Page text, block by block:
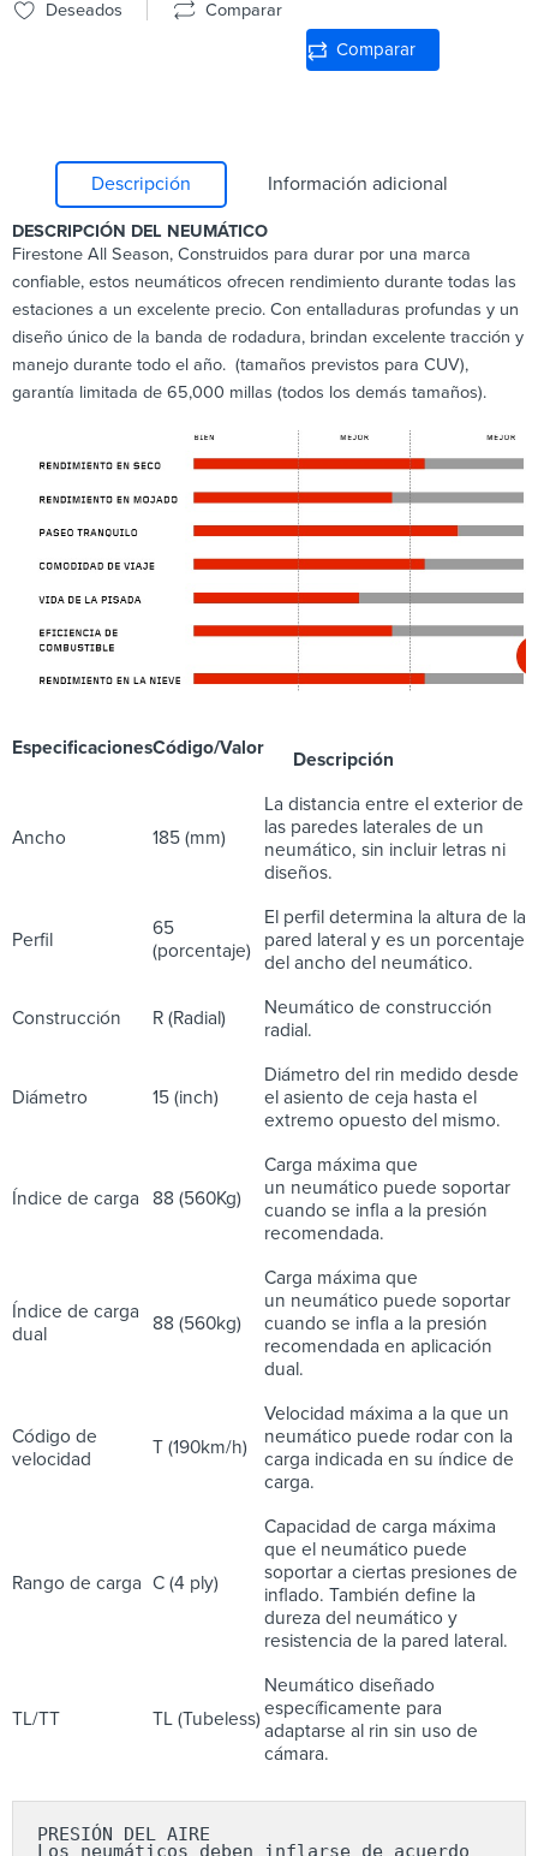
Deseados Comparar
Comparar
Descripción Información adicional
DESCRIPCIÓN DEL NEUMÁTICO
Firestone All Season, Construidos para durar por una marca
confiable, estos neumáticos ofrecen rendimiento durante todas las
estaciones a un excelente precio. Con entalladuras profundas y un
diseño único de la banda de rodadura, brindan excelente tracción y
manejo durante todo el año. (tamaños previstos para CUV),
garantía limitada de 65,000 millas (todos los demás tamaños).
EspecificacionesCódigo/Valor
Descripción
Ancho 185 (mm)
La distancia entre el exterior de
las paredes laterales de un
neumático, sin incluir letras ni
diseños.
Perfil
65
(porcentaje)
El perfil determina la altura de la
pared lateral y es un porcentaje
del ancho del neumático.
Construcción R (Radial)
Neumático de construcción
radial.
Diámetro 15 (inch)
Diámetro del rin medido desde
el asiento de ceja hasta el
extremo opuesto del mismo.
Índice de carga 88 (560Kg)
Carga máxima que
un neumático puede soportar
cuando se infla a la presión
recomendada.
Índice de carga
dual
88 (560kg)
Carga máxima que
un neumático puede soportar
cuando se infla a la presión
recomendada en aplicación
dual.
Código de
velocidad
T (190km/h)
Velocidad máxima a la que un
neumático puede rodar con la
carga indicada en su índice de
carga.
Rango de carga C (4 ply)
Capacidad de carga máxima
que el neumático puede
soportar a ciertas presiones de
inflado. También define la
dureza del neumático y
resistencia de la pared lateral.
TL/TT TL (Tubeless)
Neumático diseñado
específicamente para
adaptarse al rin sin uso de
cámara.
PRESIÓN DEL AIRE
Los neumáticos deben inflarse de acuerdo